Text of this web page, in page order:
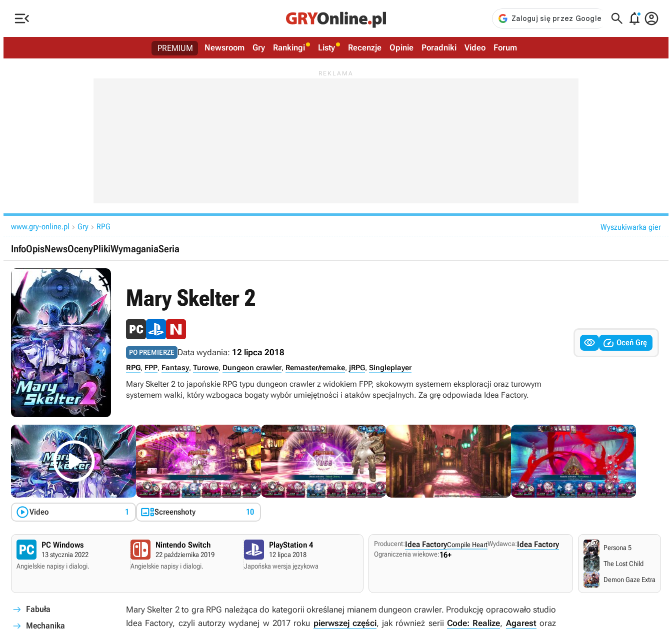
   
PREMIUM Newsroom Gry Rankingi Listy Recenzje Opinie Poradniki Video Forum
www.gry-online.pl  Gry  RPG Wyszukiwarka gier
InfoOpisNewsOcenyPlikiWymaganiaSeria
Mary Skelter 2
PO PREMIERZE Data wydania: 12 lipca 2018
RPG, FPP, Fantasy, Turowe, Dungeon crawler, Remaster/remake, jRPG, Singleplayer
Mary Skelter 2 to japońskie RPG typu dungeon crawler z widokiem FPP, skokowym systemem eksploracji oraz turowym
systemem walki, który wzbogaca bogaty wybór umiejętności i ataków specjalnych. Za grę odpowiada Idea Factory.
  Oceń Grę

Video 1 Screenshoty 10
PC Windows
13 stycznia 2022
Angielskie napisy i dialogi.
Nintendo Switch
22 października 2019
Angielskie napisy i dialogi.
PlayStation 4
12 lipca 2018
Japońska wersja językowa
Producent:Idea FactoryCompile HeartWydawca:Idea Factory
Ograniczenia wiekowe:16+
Persona 5
The Lost Child
Demon Gaze Extra
Fabuła
Mechanika
Mary Skelter 2to gra RPG należąca do kategorii określanej mianem dungeon crawler. Produkcję opracowało studio
Idea Factory, czyli autorzy wydanej w 2017 roku pierwszej części, jak również seriiCode: Realize, Agarestoraz